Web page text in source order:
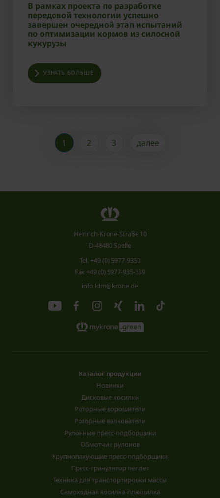
В рамках проекта по разработке
передовой технологии успешно
завершен очередной этап испытаний
по оптимизации кормов из силосной
кукурузы
УЗНАТЬ БОЛЬШЕ
1 2 3 далее
Heinrich-Krone-Straße 10
D-48480 Spelle
Tel. +49 (0) 5977-9350
Fax +49 (0) 5977-935-339
info.ldm@krone.de
Каталог продукции
Новинки
Дисковые косилки
Роторные ворошители
Роторные валкователи
Рулонные пресс-подборщики
Обмотчик рулонов
Крупнопакующие пресс-подборщики
Пресс-гранулятор пеллет
Техника для транспортировки массы
Самоходная косилка-плющилка